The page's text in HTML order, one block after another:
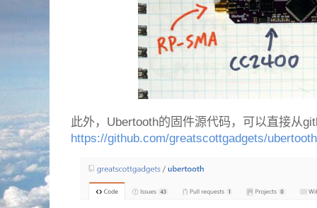
此外，Ubertooth的固件源代码，可以直接从
https://github.com/greatscottgadgets/ubertooth